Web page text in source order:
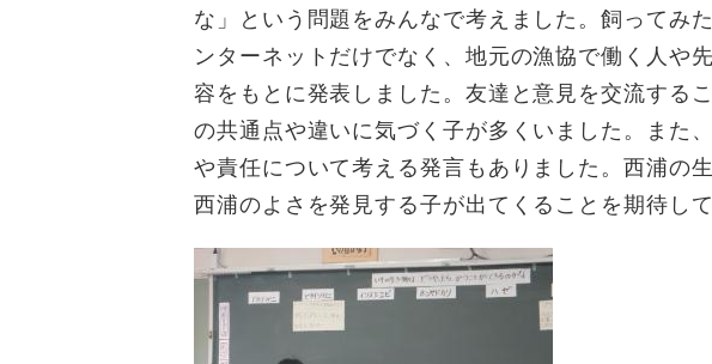
な」という問題をみんなで考えました。飼ってみ
ンターネットだけでなく、地元の漁協で働く人や
容をもとに発表しました。友達と意見を交流する
の共通点や違いに気づく子が多くいました。また
や責任について考える発言もありました。西浦の
西浦のよさを発見する子が出てくることを期待して